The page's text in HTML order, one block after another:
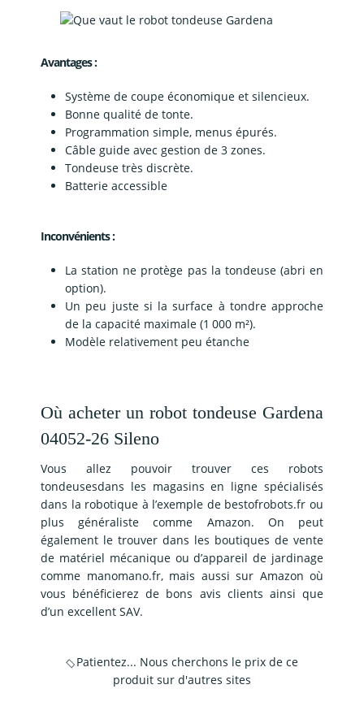
Avantages :
Système de coupe économique et silencieux.
Bonne qualité de tonte.
Programmation simple, menus épurés.
Câble guide avec gestion de 3 zones.
Tondeuse très discrète.
Batterie accessible
Inconvénients :
La station ne protège pas la tondeuse (abri en
option).
Un peu juste si la surface à tondre approche
de la capacité maximale (1 000 m²).
Modèle relativement peu étanche
Où acheter un robot tondeuse Gardena
04052-26 Sileno
Vous allez pouvoir trouver ces robots
tondeusesdans les magasins en ligne spécialisés
dans la robotique à l’exemple de bestofrobots.fr ou
plus généraliste comme Amazon. On peut
également le trouver dans les boutiques de vente
de matériel mécanique ou d’appareil de jardinage
comme manomano.fr, mais aussi sur Amazon où
vous bénéficierez de bons avis clients ainsi que
d’un excellent SAV.
Patientez... Nous cherchons le prix de ce
produit sur d'autres sites